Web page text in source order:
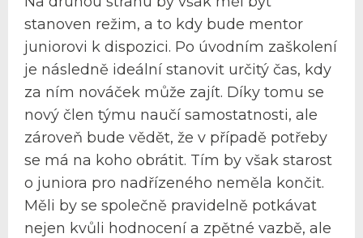
stanoven režim, a to kdy bude mentor
juniorovi k dispozici. Po úvodním zaškolení
je následně ideální stanovit určitý čas, kdy
za ním nováček může zajít. Díky tomu se
nový člen týmu naučí samostatnosti, ale
zároveň bude vědět, že v případě potřeby
se má na koho obrátit. Tím by však starost
o juniora pro nadřízeného neměla končit.
Měli by se společně pravidelně potkávat
nejen kvůli hodnocení a zpětné vazbě, ale